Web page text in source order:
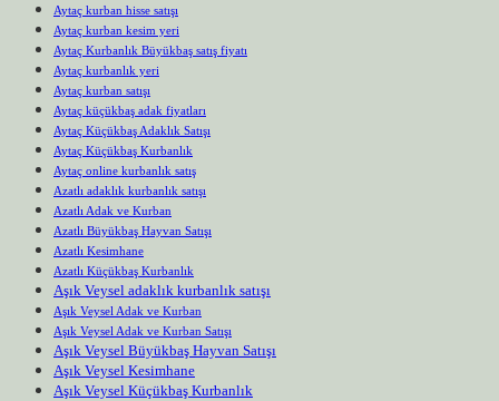
Aytaç kurban hisse satışı
Aytaç kurban kesim yeri
Aytaç Kurbanlık Büyükbaş satış fiyatı
Aytaç kurbanlık yeri
Aytaç kurban satışı
Aytaç küçükbaş adak fiyatları
Aytaç Küçükbaş Adaklık Satışı
Aytaç Küçükbaş Kurbanlık
Aytaç online kurbanlık satış
Azatlı adaklık kurbanlık satışı
Azatlı Adak ve Kurban
Azatlı Büyükbaş Hayvan Satışı
Azatlı Kesimhane
Azatlı Küçükbaş Kurbanlık
Aşık Veysel adaklık kurbanlık satışı
Aşık Veysel Adak ve Kurban
Aşık Veysel Adak ve Kurban Satışı
Aşık Veysel Büyükbaş Hayvan Satışı
Aşık Veysel Kesimhane
Aşık Veysel Küçükbaş Kurbanlık